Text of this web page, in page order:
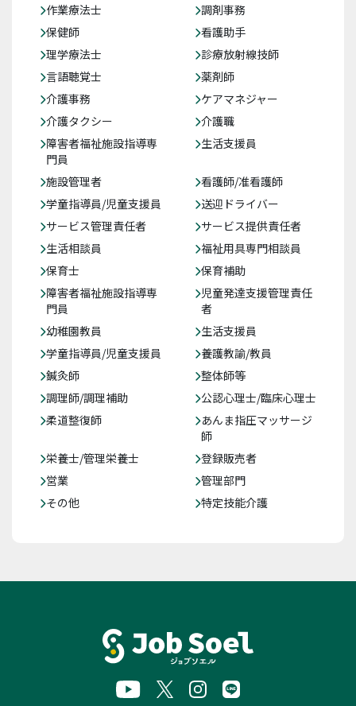
作業療法士
調剤事務
保健師
看護助手
理学療法士
診療放射線技師
言語聴覚士
薬剤師
介護事務
ケアマネジャー
介護タクシー
介護職
障害者福祉施設指導専
門員
生活支援員
施設管理者
看護師/准看護師
学童指導員/児童支援員
送迎ドライバー
サービス管理責任者
サービス提供責任者
生活相談員
福祉用具専門相談員
保育士
保育補助
障害者福祉施設指導専
門員
児童発達支援管理責任
者
幼稚園教員
生活支援員
学童指導員/児童支援員
養護教諭/教員
鍼灸師
整体師等
調理師/調理補助
公認心理士/臨床心理士
柔道整復師
あんま指圧マッサージ
師
栄養士/管理栄養士
登録販売者
営業
管理部門
その他
特定技能介護